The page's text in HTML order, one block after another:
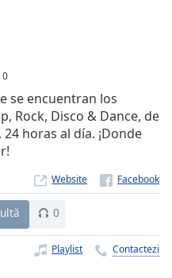
0
se encuentran los
Rock, Disco & Dance, de
24 horas al día. ¡Donde
Website
0
Playlist Contactezi